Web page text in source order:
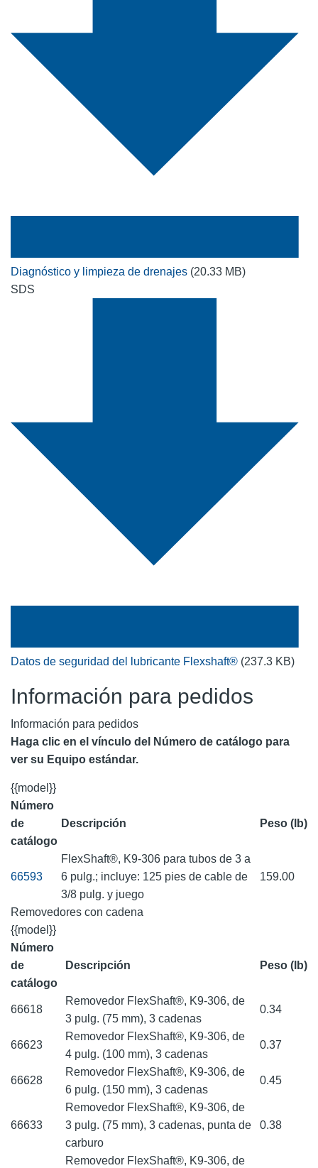
Diagnóstico y limpieza de drenajes (20.33 MB)
SDS
Datos de seguridad del lubricante Flexshaft® (237.3 KB)
Información para pedidos
Información para pedidos
Haga clic en el vínculo del Número de catálogo para
ver su Equipo estándar.
{{model}}
Número
de
catálogo
Descripción Peso (lb)
66593
FlexShaft®, K9-306 para tubos de 3 a
6 pulg.; incluye: 125 pies de cable de
3/8 pulg. y juego
159.00
Removedores con cadena
{{model}}
Número
de
catálogo
Descripción Peso (lb)
66618
Removedor FlexShaft®, K9-306, de
3 pulg. (75 mm), 3 cadenas
0.34
66623
Removedor FlexShaft®, K9-306, de
4 pulg. (100 mm), 3 cadenas
0.37
66628
Removedor FlexShaft®, K9-306, de
6 pulg. (150 mm), 3 cadenas
0.45
66633
Removedor FlexShaft®, K9-306, de
3 pulg. (75 mm), 3 cadenas, punta de
carburo
0.38
Removedor FlexShaft®, K9-306, de